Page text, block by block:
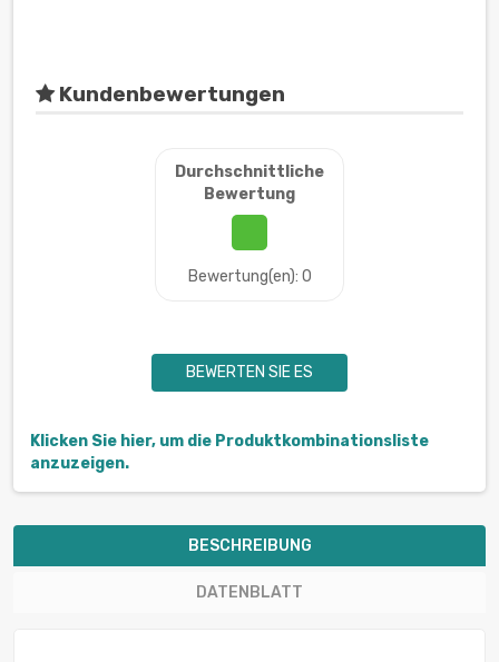
Kundenbewertungen
Durchschnittliche
Bewertung
Bewertung(en): 0
BEWERTEN SIE ES
Klicken Sie hier, um die Produktkombinationsliste
anzuzeigen.
BESCHREIBUNG
DATENBLATT